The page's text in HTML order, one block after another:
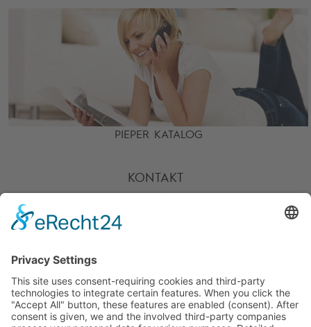
PIEPER KATALOG
KONTAKT
HOTLINE
UNSERE VORTEILE
VERSANDPARTNER
WEITERE PIEPER-SHOPS